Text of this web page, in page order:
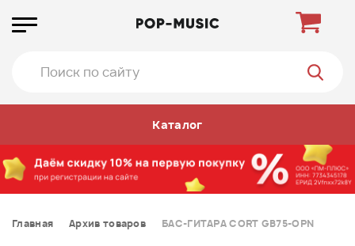
Каталог
Главная Архив товаров БАС-ГИТАРА CORT GB75-OPN